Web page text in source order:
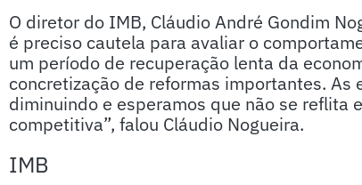
O diretor do IMB, Cláudio André Gondim
é preciso cautela para avaliar o
um período de recuperação lenta da
concretização de reformas importantes.
diminuindo e esperamos que não se reflita
competitiva”, falou Cláudio Nogueira.
IMB